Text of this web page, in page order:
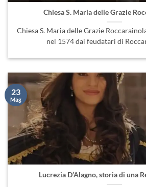
Chiesa S. Maria delle Grazie
Chiesa S. Maria delle Grazie
nel 1574 dai feudatari di
Lucrezia D’Alagno, storia di una
23
Mag